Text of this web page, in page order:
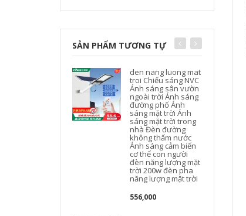
SẢN PHẨM TƯƠNG TỰ
den nang luong mat
troi Chiếu sáng NVC
Ánh sáng sân vườn
ngoài trời Ánh sáng
đường phố Ánh
sáng mặt trời Ánh
sáng mặt trời trong
nhà Đèn đường
không thấm nước
Ánh sáng cảm biến
cơ thể con người
đèn năng lượng mặt
trời 200w đèn pha
năng lượng mặt trời
556,000